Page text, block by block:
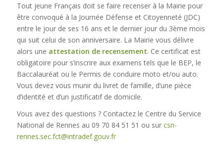
Tout jeune Français doit se faire recenser à la Mairie pour
être convoqué à la Journée Défense et Citoyenneté (JDC)
entre le jour de ses 16 ans et le dernier jour du 3ème mois
qui suit celui de son anniversaire. La Mairie vous délivre
alors une attestation de recensement. Ce certificat est
obligatoire pour s’inscrire aux examens tels que le BEP, le
Baccalauréat ou le Permis de conduire moto et/ou auto.
Vous devez vous munir du livret de famille, d’une pièce
d’identité et d’un justificatif de domicile.
Vous avez des questions ? Contactez le Centre du Service
National de Rennes au 09 70 84 51 51 ou sur csn-
rennes.sec.fct@intradef.gouv.fr